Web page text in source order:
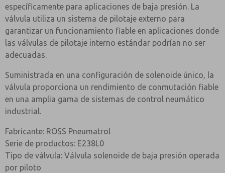
Carrete
Aluminio anodizado duro
impregnado con PTFE
Jet
Latón
Sellos
Nitrilo
Resorte
Cable musical
ESPECIFICACIONES DE LA VÁLVULA
< td>Estándar
específicamente para aplicaciones de baja presión. La
válvula utiliza un sistema de pilotaje externo para
garantizar un funcionamiento fiable en aplicaciones donde
las válvulas de pilotaje interno estándar podrían no ser
adecuadas.
Suministrada en una configuración de solenoide único, la
válvula proporciona un rendimiento de conmutación fiable
en una amplia gama de sistemas de control neumático
industrial.
Fabricante: ROSS Pneumatrol
Serie de productos: E238L0
Tipo de válvula: Válvula solenoide de baja presión operada
por piloto
características, capacidades del producto y más.
*Sí, he leído la política de privacidad y acepto que los
datos que proporcione se recopilarán y almacenarán
electrónicamente. Mis datos se utilizan únicamente
con fines estrictamente destinados a procesar y
contacto, acepto el procesamiento.